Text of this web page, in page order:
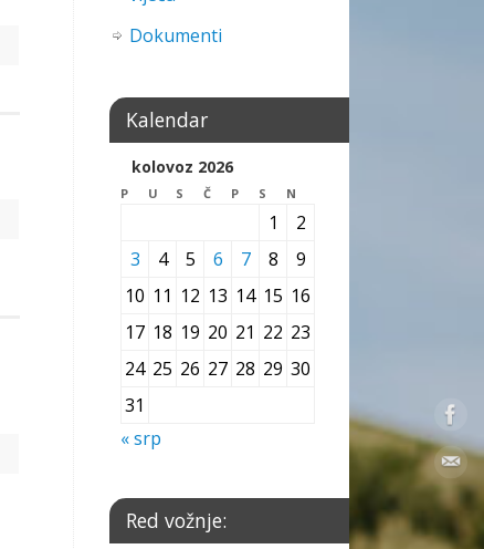
Dokumenti
Kalendar
kolovoz 2026
P U S Č P S N
1
2
3
4 5 6 7 8
9
10 11 12 13 14 15 16
17 18 19 20 21 22 23
24 25 26 27 28 29 30
31
« srp
Red vožnje: